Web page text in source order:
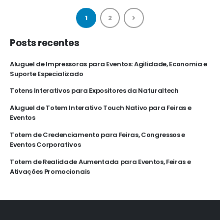
1 2
Posts recentes
Aluguel de Impressoras para Eventos: Agilidade, Economia e
Suporte Especializado
Totens Interativos para Expositores da Naturaltech
Aluguel de Totem Interativo Touch Nativo para Feiras e
Eventos
Totem de Credenciamento para Feiras, Congressos e
Eventos Corporativos
Totem de Realidade Aumentada para Eventos, Feiras e
Ativações Promocionais